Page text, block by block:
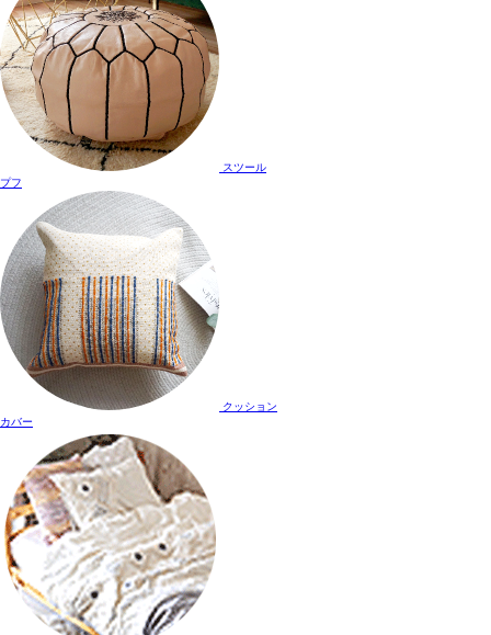
スツール
プフ
クッション
カバー